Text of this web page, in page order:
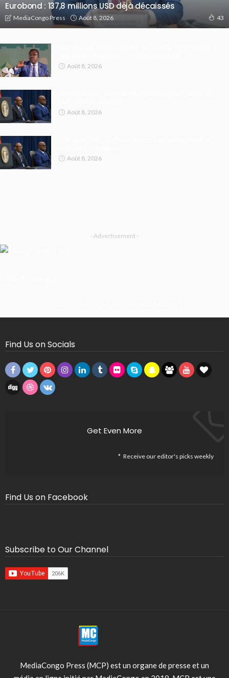
Eurobond : 137,8 millions USD déjà décaissés
MediaCongo Press Août 8, 2026 43
Août 8, 2026
Août 8, 2026
Août 8, 2026
- Advertisement -
Find Us on Socials
Get Even More
Receive our editor's picks weekly
Find Us on Facebook
Subscribe to Our Channel
MediaCongo Press (MCP) est un organe de presse et un